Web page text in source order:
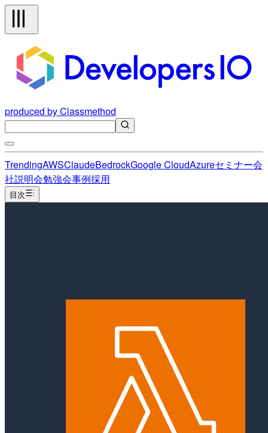
produced by Classmethod
TrendingAWSClaudeBedrockGoogle CloudAzureセミナー会
社説明会勉強会事例採用
目次